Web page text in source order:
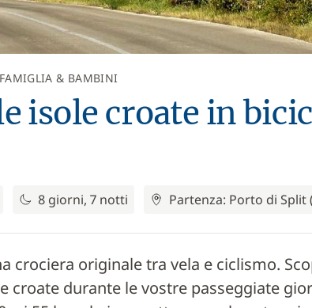
FAMIGLIA & BAMBINI
isole croate in
8 giorni, 7 notti Partenza: Porto di Split
crociera originale tra vela e ciclismo.
croate durante le vostre passeggiate